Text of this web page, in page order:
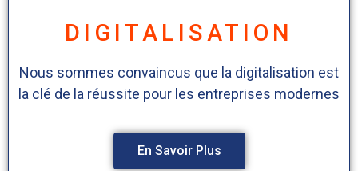
DIGITALISATION
Nous sommes convaincus que la digitalisation est
la clé de la réussite pour les entreprises modernes
En Savoir Plus